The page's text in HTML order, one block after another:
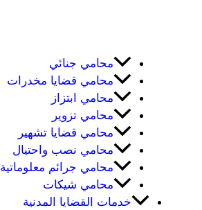
محامي جنائي
محامي قضايا مخدرات
محامي ابتزاز
محامي تزوير
محامي قضايا تشهير
محامي نصب واحتيال
محامي جرائم معلوماتية
محامي شيكات
خدمات القضايا المدنية